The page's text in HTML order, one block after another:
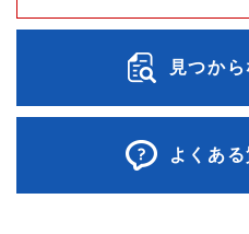
見つか
よくあ